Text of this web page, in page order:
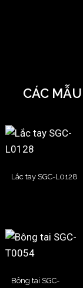
CÁC
Lắc tay SGC-L0128
Bông tai SGC-